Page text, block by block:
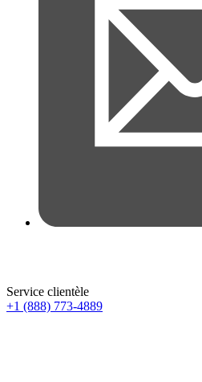
Service clientèle
+1 (888) 773-4889